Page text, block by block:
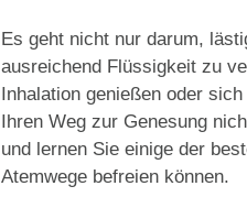
Es geht nicht nur darum,
ausreichend Flüssigkeit zu
Inhalation genießen oder
Ihren Weg zur Genesung
und lernen Sie einige der
Atemwege befreien können.